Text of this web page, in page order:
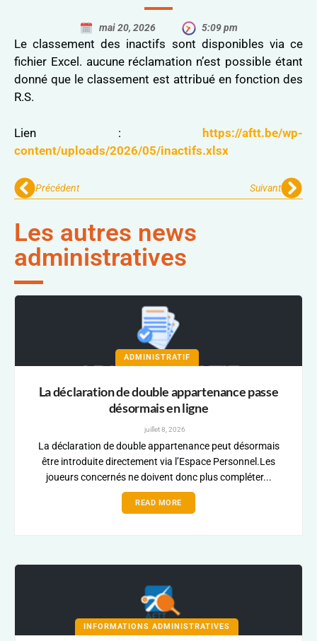
mai 20, 2026 5:09 pm
Le classement des inactifs sont disponibles via ce
fichier Excel. aucune réclamation n’est possible étant
donné que le classement est attribué en fonction des
R.S.
Lien : https://aftt.be/wp-
content/uploads/2026/05/inactifs.xlsx
Précédent Suivant
Les autres news
administratives
ADMINISTRATIF
La déclaration de double appartenance passe
désormais en ligne
juillet 8, 2026
La déclaration de double appartenance peut désormais
être introduite directement via l’Espace Personnel.Les
joueurs concernés ne doivent donc plus compléter...
READ MORE
INFORMATIONS ADMINISTRATIVES